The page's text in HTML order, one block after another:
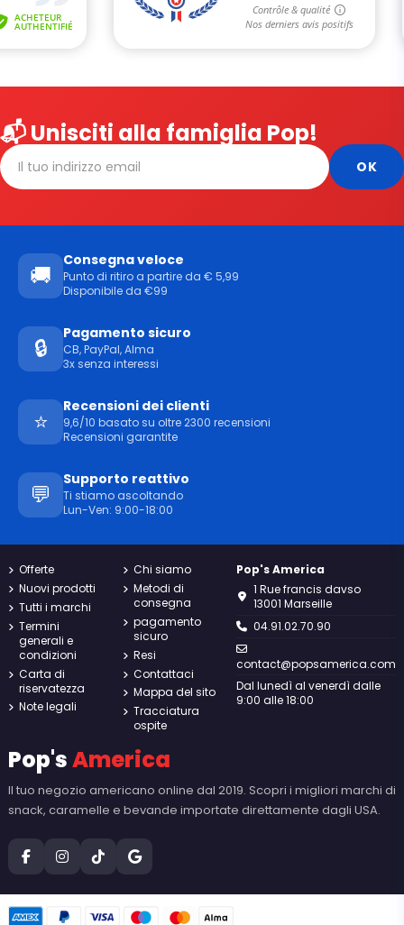
📬 Unisciti alla famiglia Pop!
🚚
Consegna veloce
Punto di ritiro a partire da € 5,99
Disponibile da €99
🔒
Pagamento sicuro
CB, PayPal, Alma
3x senza interessi
⭐
Recensioni dei clienti
9,6/10 basato su oltre 2300 recensioni
Recensioni garantite
💬
Supporto reattivo
Ti stiamo ascoltando
Lun-Ven: 9:00-18:00
Offerte
Nuovi prodotti
Tutti i marchi
Termini
generali e
condizioni
Carta di
riservatezza
Note legali
Chi siamo
Metodi di
consegna
pagamento
sicuro
Resi
Contattaci
Mappa del sito
Tracciatura
ospite
Pop's America
1 Rue francis davso
13001 Marseille
04.91.02.70.90
contact@popsamerica.com
Dal lunedì al venerdì dalle
9:00 alle 18:00
Pop'sAmerica
Il tuo negozio americano online dal 2019. Scopri i migliori marchi di
snack, caramelle e bevande importate direttamente dagli USA.